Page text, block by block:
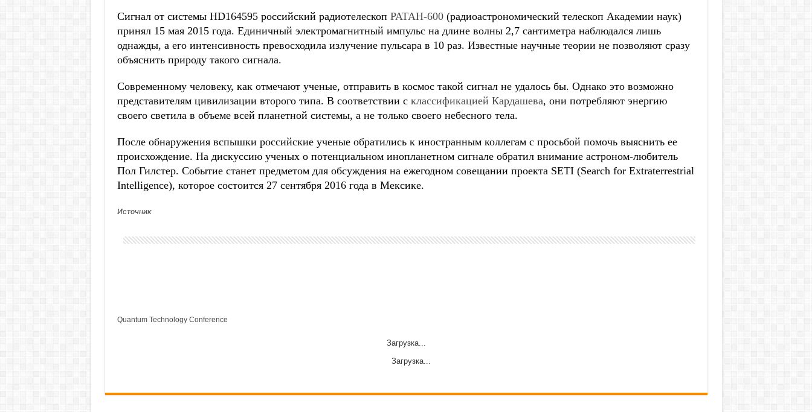
Сигнал от системы HD164595 российский радиотелескоп РАТАН-600(радиоастрономический телескоп Академии наук)
принял 15 мая 2015 года. Единичный электромагнитный импульс на длине волны 2,7 сантиметра наблюдался лишь
однажды, а его интенсивность превосходила излучение пульсара в 10 раз. Известные научные теории не позволяют сразу
объяснить природу такого сигнала.
Современному человеку, как отмечают ученые, отправить в космос такой сигнал не удалось бы. Однако это возможно
представителям цивилизации второго типа. В соответствии с классификацией Кардашева, они потребляют энергию
своего светила в объеме всей планетной системы, а не только своего небесного тела.
После обнаружения вспышки российские ученые обратились к иностранным коллегам с просьбой помочь выяснить ее
происхождение. На дискуссию ученых о потенциальном инопланетном сигнале обратил внимание астроном-любитель
Пол Гилстер. Событие станет предметом для обсуждения на ежегодном совещании проекта SETI (Search for Extraterrestrial
Intelligence), которое состоится 27 сентября 2016 года в Мексике.
Источник
Quantum Technology Conference
Загрузка...
Загрузка...